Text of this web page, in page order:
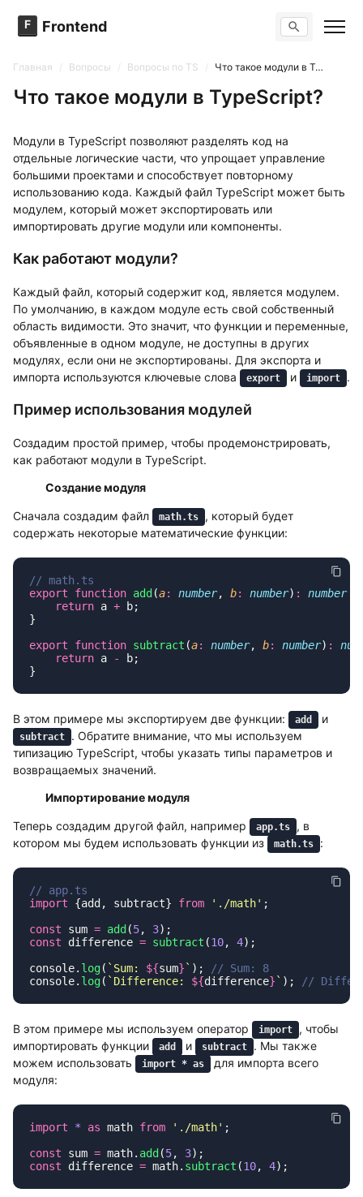
F Frontend Поиск по сайту
Тренажер вопросов
Задачи
Главная Вопросы Вопросы по TS Что такое модули в TypeScript?
Что такое модули в TypeScript?
Модули в TypeScript позволяют разделять код на
отдельные логические части, что упрощает управление
большими проектами и способствует повторному
использованию кода. Каждый файл TypeScript может быть
модулем, который может экспортировать или
импортировать другие модули или компоненты.
Как работают модули?
Каждый файл, который содержит код, является модулем.
По умолчанию, в каждом модуле есть свой собственный
область видимости. Это значит, что функции и переменные,
объявленные в одном модуле, не доступны в других
модулях, если они не экспортированы. Для экспорта и
импорта используются ключевые слова
export и import .
Пример использования модулей
Создадим простой пример, чтобы продемонстрировать,
как работают модули в TypeScript.
Создание модуля
Сначала создадим файл math.ts
, который будет
содержать некоторые математические функции:
export function add (a: number, b: number) : number
    return
a +
export function subtract (a: number, b: number) :
    return
a -
В этом примере мы экспортируем две функции: add и
subtract
. Обратите внимание, что мы используем
типизацию TypeScript, чтобы указать типы параметров и
возвращаемых значений.
Импортирование модуля
Теперь создадим другой файл, например app.ts
, в
котором мы будем использовать функции из
math.ts :
import {add, subtract} from ' ./math'
const sum = add (5, 3
const difference = subtract (10, 4
console. log( `Sum: ${sum} ` );
console. log( `Difference: ${difference} ` );
В этом примере мы используем оператор import
, чтобы
импортировать функции
add и subtract
. Мы также
можем использовать
import * as
для импорта всего
модуля:
import * as math from ' ./math'
const sum = math. add (5, 3
const difference = math. subtract (10, 4